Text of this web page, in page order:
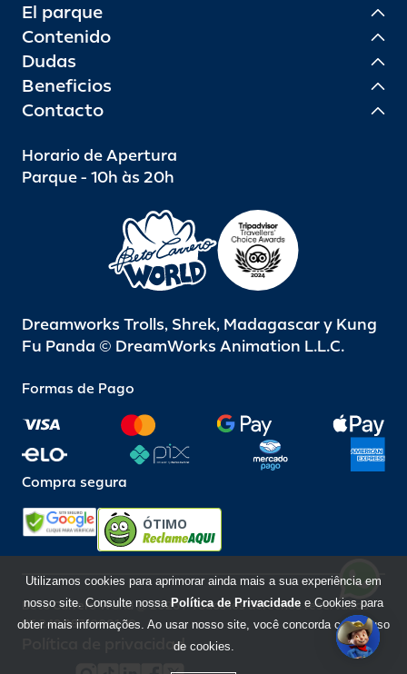
El parque
Contenido
Dudas
Beneficios
Contacto
Horario de Apertura
Parque - 10h às 20h
Dreamworks Trolls, Shrek, Madagascar y Kung
Fu Panda © DreamWorks Animation L.L.C.
Formas de Pago
Compra segura
ÓTIMO
Beto Carrero World @ 2026 / Todos los derechos reservados
85.248.987/0001-10
Política de privacidad
Utilizamos cookies para aprimorar ainda mais a sua experiência em
nosso site. Consulte nossa Política de Privacidade e Cookies para
obter mais informações. Ao usar nosso site, você concorda com o uso
de cookies.